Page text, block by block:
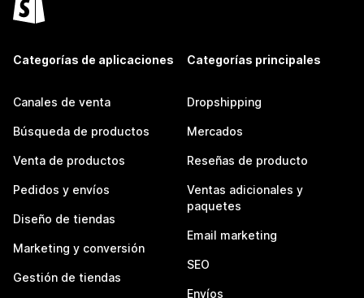
Categorías de aplicaciones
Canales de venta
Búsqueda de productos
Venta de productos
Pedidos y envíos
Diseño de tiendas
Marketing y conversión
Gestión de tiendas
Categorías principales
Dropshipping
Mercados
Reseñas de producto
Ventas adicionales y
paquetes
Email marketing
SEO
Envíos